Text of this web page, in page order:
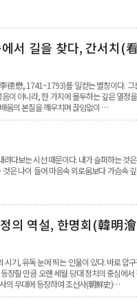
서 길을 찾다, 간서치(
懋, 1741~1793)를 일컫는 별칭이다. 그
이 아니라, 한 가지에 몰두하는 깊은 열정
움의 본질을 깨우치며 끊임없이 …
다보는 시선 때문이다. 내가 슬퍼하는 것
은 나이 들어 마음속 외로움보다 가슴속
의 역설, 한명회(韓明
시기, 유독 눈에 띄는 인물이 있다. 바로
할 만큼 오랜 세월 당대 정치의 중심에서
의 무대에 등장하여 조선사(朝鮮史)…